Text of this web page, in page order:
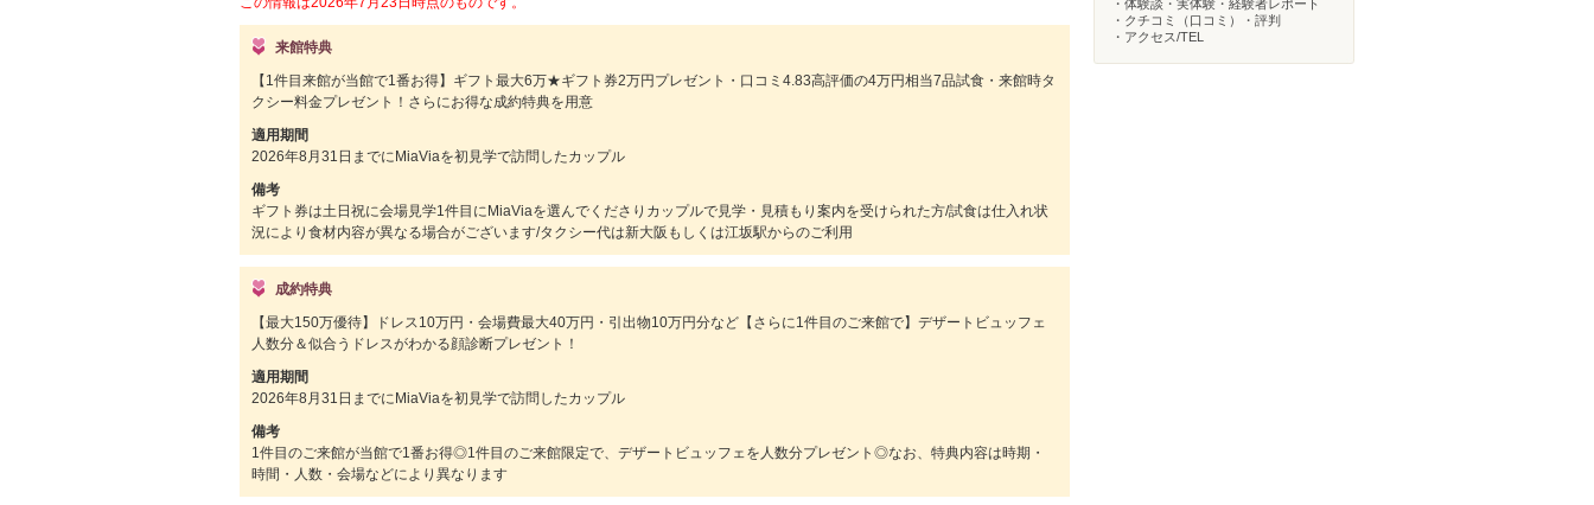
来館特典
【1件目来館が当館で1番お得】ギフト最大6万★ギフト券2万円プレゼント・口コミ4.83高評価の4万円相当7品試食・来館時タ
クシー料金プレゼント！さらにお得な成約特典を用意
適用期間
2026年8月31日までにMiaViaを初見学で訪問したカップル
備考
ギフト券は土日祝に会場見学1件目にMiaViaを選んでくださりカップルで見学・見積もり案内を受けられた方/試食は仕入れ状
況により食材内容が異なる場合がございます/タクシー代は新大阪もしくは江坂駅からのご利用
成約特典
【最大150万優待】ドレス10万円・会場費最大40万円・引出物10万円分など【さらに1件目のご来館で】デザートビュッフェ
人数分＆似合うドレスがわかる顔診断プレゼント！
適用期間
2026年8月31日までにMiaViaを初見学で訪問したカップル
備考
1件目のご来館が当館で1番お得◎1件目のご来館限定で、デザートビュッフェを人数分プレゼント◎なお、特典内容は時期・
時間・人数・会場などにより異なります
・体験談・実体験・経験者レポート
・クチコミ（口コミ）・評判
・アクセス/TEL